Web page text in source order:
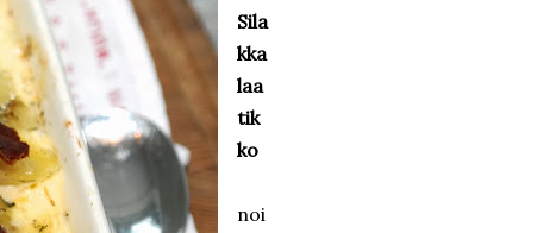
Sila
kka
laa
tik
ko
noi